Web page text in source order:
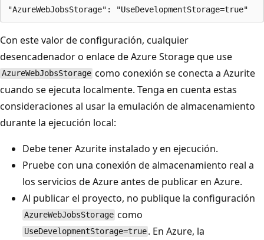
Con este valor de configuración, cualquier
desencadenador o enlace de Azure Storage que use
AzureWebJobsStorage como conexión se conecta a Azurite
cuando se ejecuta localmente. Tenga en cuenta estas
consideraciones al usar la emulación de almacenamiento
durante la ejecución local:
Debe tener Azurite instalado y en ejecución.
Pruebe con una conexión de almacenamiento real a
los servicios de Azure antes de publicar en Azure.
Al publicar el proyecto, no publique la configuración
AzureWebJobsStorage como
UseDevelopmentStorage=true . En Azure, la